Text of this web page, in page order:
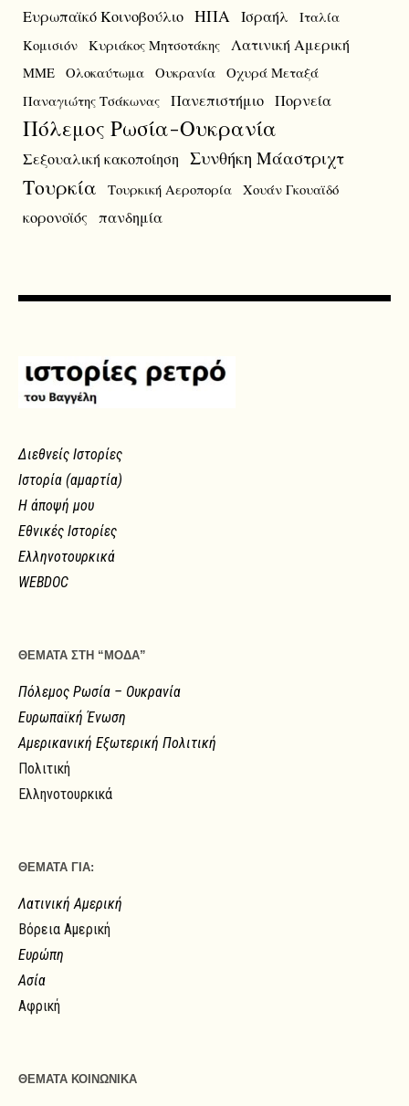
Ευρωπαϊκό Κοινοβούλιο ΗΠΑ Ισραήλ
Ιταλία
Κομισιόν Κυριάκος Μητσοτάκης Λατινική Αμερική
ΜΜΕ Ολοκαύτωμα Ουκρανία Οχυρά Μεταξά
Παναγιώτης Τσάκωνας Πανεπιστήμιο Πορνεία
Πόλεμος Ρωσία-Ουκρανία
Σεξουαλική κακοποίηση Συνθήκη Μάαστριχτ
Τουρκία Τουρκική Αεροπορία Χουάν Γκουαϊδό
κορονοϊός πανδημία
Διεθνείς Ιστορίες
Ιστορία (αμαρτία)
Η άποψή μου
Εθνικές Ιστορίες
Ελληνοτουρκικά
WEBDOC
ΘΕΜΑΤΑ ΣΤΗ “ΜΟΔΑ”
Πόλεμος Ρωσία – Ουκρανία
Ευρωπαϊκή Ένωση
Αμερικανική Εξωτερική Πολιτική
Πολιτική
Ελληνοτουρκικά
ΘΕΜΑΤΑ ΓΙΑ:
Λατινική Αμερική
Βόρεια Αμερική
Ευρώπη
Ασία
Αφρική
ΘΕΜΑΤΑ ΚΟΙΝΩΝΙΚΑ